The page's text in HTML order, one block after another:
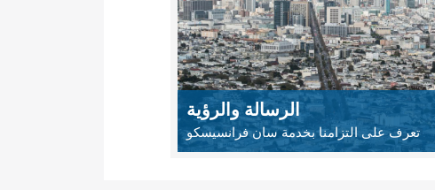
الرسالة والرؤية
تعرف على التزامنا بخدمة سان فرانسيسكو